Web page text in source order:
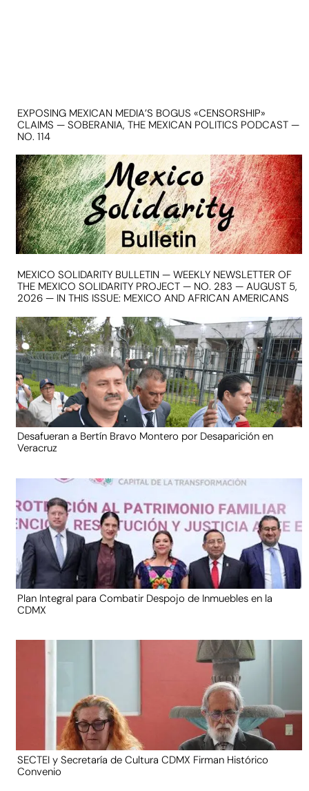
EXPOSING MEXICAN MEDIA’S BOGUS «CENSORSHIP»
CLAIMS — SOBERANIA, THE MEXICAN POLITICS PODCAST —
NO. 114
MEXICO SOLIDARITY BULLETIN — WEEKLY NEWSLETTER OF
THE MEXICO SOLIDARITY PROJECT — NO. 283 — AUGUST 5,
2026 — IN THIS ISSUE: MEXICO AND AFRICAN AMERICANS
Desafueran a Bertín Bravo Montero por Desaparición en
Veracruz
Plan Integral para Combatir Despojo de Inmuebles en la
CDMX
SECTEI y Secretaría de Cultura CDMX Firman Histórico
Convenio